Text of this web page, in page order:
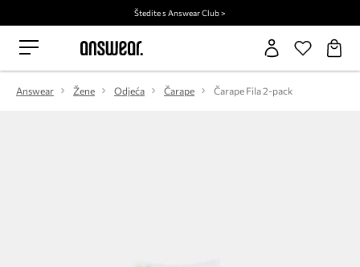
Štedite s Answear Club >
Answear Žene Odjeća Čarape Čarape Fila 2-pack